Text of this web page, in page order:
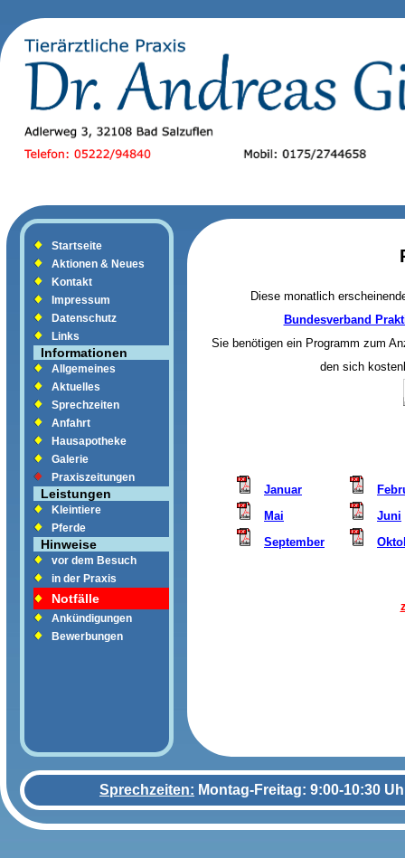
Startseite
Aktionen & Neues
Kontakt
Impressum
Datenschutz
Links
Informationen
Allgemeines
Aktuelles
Sprechzeiten
Anfahrt
Hausapotheke
Galerie
Praxiszeitungen
Leistungen
Kleintiere
Pferde
Hinweise
vor dem Besuch
in der Praxis
Notfälle
Ankündigungen
Bewerbungen
Diese monatlich
Bundesverband
Sie benötigen ein Programm zum
den sich
Januar
Mai
Juni
September
Sprechzeiten: Montag-Freitag: 9:00-10:30